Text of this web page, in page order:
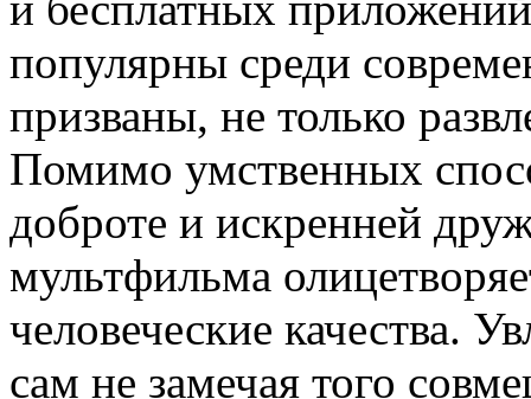
популярны среди
призваны, не только
Помимо умственных
доброте и искренней
мультфильма
человеческие качества.
сам не замечая того